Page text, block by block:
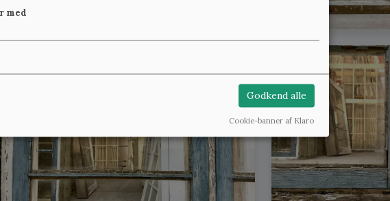
med
Godkend alle
Cookie-banner af Klaro